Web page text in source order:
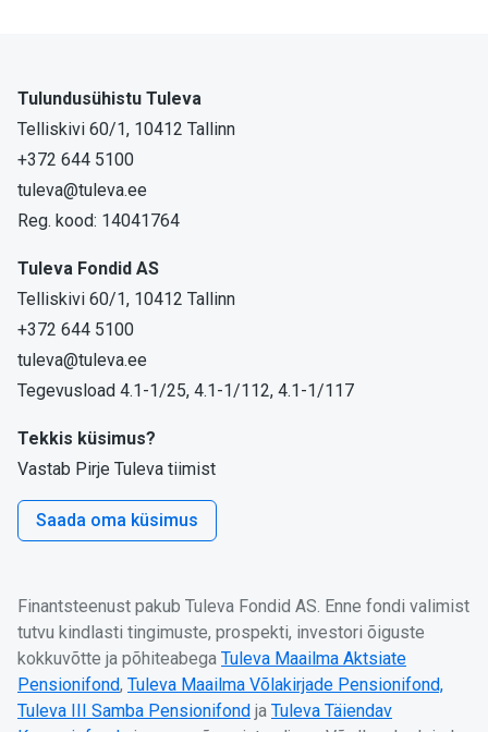
Tulundusühistu Tuleva
Telliskivi 60/1, 10412 Tallinn
+372 644 5100
tuleva@tuleva.ee
Reg. kood: 14041764
Tuleva Fondid AS
Telliskivi 60/1, 10412 Tallinn
+372 644 5100
tuleva@tuleva.ee
Tegevusload 4.1-1/25, 4.1-1/112, 4.1-1/117
Tekkis küsimus?
Vastab Pirje Tuleva tiimist
Saada oma küsimus
Finantsteenust pakub Tuleva Fondid AS. Enne fondi valimist
tutvu kindlasti tingimuste, prospekti, investori õiguste
kokkuvõtte ja põhiteabega Tuleva Maailma Aktsiate
Pensionifond, Tuleva Maailma Võlakirjade Pensionifond,
Tuleva III Samba Pensionifond ja Tuleva Täiendav